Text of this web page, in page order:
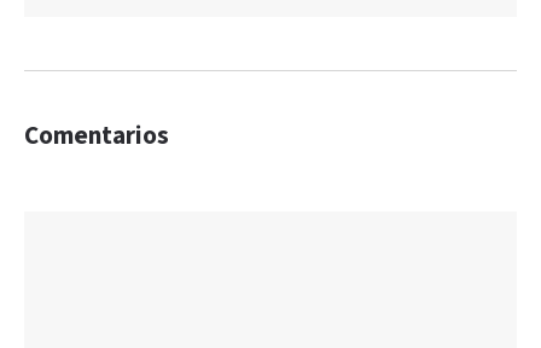
Comentarios